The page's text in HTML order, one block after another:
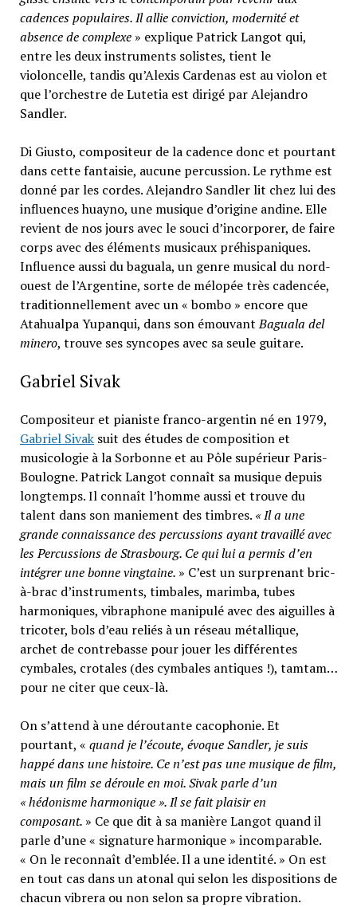
cadences populaires. Il allie conviction, modernité et
absence de complexe» explique Patrick Langot qui,
entre les deux instruments solistes, tient le
violoncelle, tandis qu’Alexis Cardenas est au violon et
que l’orchestre de Lutetia est dirigé par Alejandro
Sandler.
Di Giusto, compositeur de la cadence donc et pourtant
dans cette fantaisie, aucune percussion. Le rythme est
donné par les cordes. Alejandro Sandler lit chez lui des
influences huayno, une musique d’origine andine. Elle
revient de nos jours avec le souci d’incorporer, de faire
corps avec des éléments musicaux préhispaniques.
Influence aussi du baguala, un genre musical du nord-
ouest de l’Argentine, sorte de mélopée très cadencée,
traditionnellement avec un « bombo » encore que
Atahualpa Yupanqui, dans son émouvantBaguala del
minero, trouve ses syncopes avec sa seule guitare.
Gabriel Sivak
Compositeur et pianiste franco-argentin né en 1979,
Gabriel Sivaksuit des études de composition et
musicologie à la Sorbonne et au Pôle supérieur Paris-
Boulogne. Patrick Langot connaît sa musique depuis
longtemps. Il connaît l’homme aussi et trouve du
talent dans son maniement des timbres. « Il a une
grande connaissance des percussions ayant travaillé avec
les Percussions de Strasbourg. Ce qui lui a permis d’en
intégrer une bonne vingtaine. » C’est un surprenant bric-
à-brac d’instruments, timbales, marimba, tubes
harmoniques, vibraphone manipulé avec des aiguilles à
tricoter, bols d’eau reliés à un réseau métallique,
archet de contrebasse pour jouer les différentes
cymbales, crotales (des cymbales antiques !), tamtam…
pour ne citer que ceux-là.
On s’attend à une déroutante cacophonie. Et
pourtant, « quand je l’écoute, évoque Sandler, je suis
happé dans une histoire. Ce n’est pas une musique de film,
mais un film se déroule en moi. Sivak parle d’un
« hédonisme harmonique ». Il se fait plaisir en
composant. » Ce que dit à sa manière Langot quand il
parle d’une « signature harmonique » incomparable.
« On le reconnaît d’emblée. Il a une identité. » On est
en tout cas dans un atonal qui selon les dispositions de
chacun vibrera ou non selon sa propre vibration.